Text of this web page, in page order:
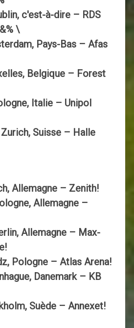
c'est-à-dire – RDS
\
Pays-Bas – Afas
Belgique – Forest
Italie – Unipol
Suisse – Halle
Allemagne – Zenith!
Allemagne –
Allemagne – Max-
Pologne – Atlas Arena!
Danemark – KB
Suède – Annexet!